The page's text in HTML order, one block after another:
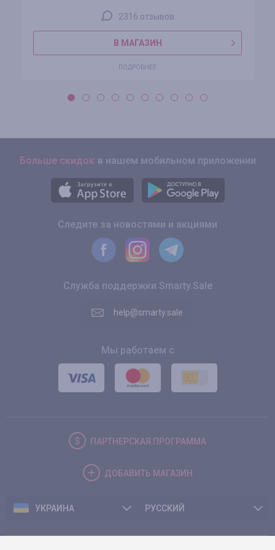
2316 отзывов
В МАГАЗИН
ПОДРОБНЕЕ
Больше скидок в нашем мобильном приложении
Следите за новостями и акциями
Служба поддержки Smarty.Sale
help@smarty.sale
Мы работаем с
ПАРТНЕРСКАЯ ПРОГРАММА
ДОБАВИТЬ МАГАЗИН
УКРАИНА РУССКИЙ